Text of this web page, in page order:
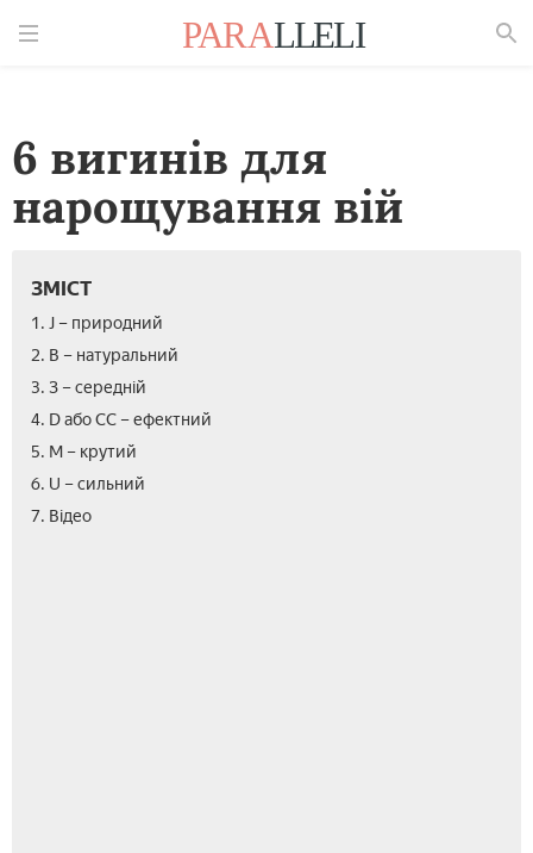
6 вигинів для
нарощування вій
ЗМІСТ
1. J – природний
2. В – натуральний
3. З – середній
4. D або СС – ефектний
5. М – крутий
6. U – сильний
7. Відео